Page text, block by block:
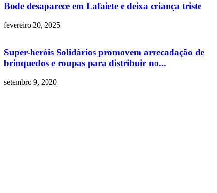
Bode desaparece em Lafaiete e deixa criança triste
fevereiro 20, 2025
Super-heróis Solidários promovem arrecadação de
brinquedos e roupas para distribuir no...
setembro 9, 2020